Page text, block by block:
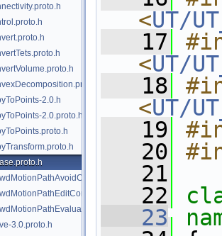
2.0.h
2.0.proto.h
3.0.proto.h
<UT/
   17
<UT/
   18
<UT/
   19
   20
   21
   22
   23